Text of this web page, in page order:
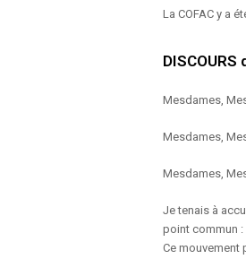
La COFAC y a
Mesdames,
Mesdames,
Mesdames,
Je tenais à
point commun :
Ce mouvement